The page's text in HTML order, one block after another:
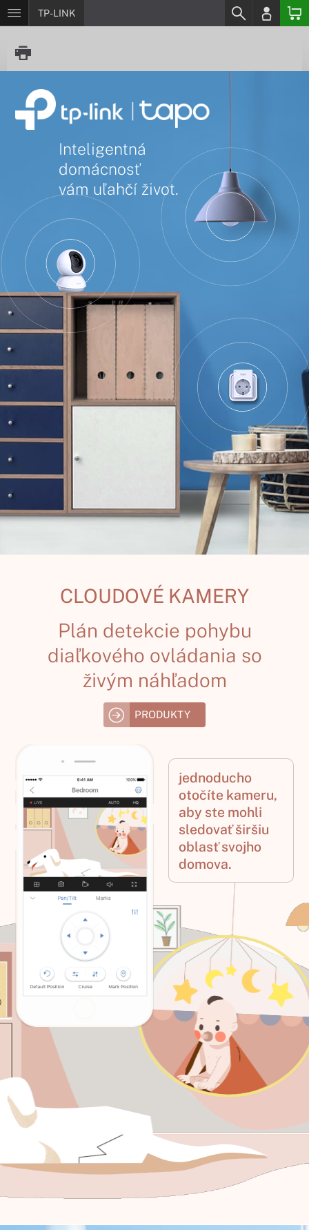
TP-LINK
Inteligentná
domácnosť
vám uľahčí život.
CLOUDOVÉ KAMERY
Plán detekcie pohybu
diaľkového ovládania so
živým náhľadom
PRODUKTY
jednoducho
otočíte kameru,
aby ste mohli
sledovať širšiu
oblasť svojho
domova.